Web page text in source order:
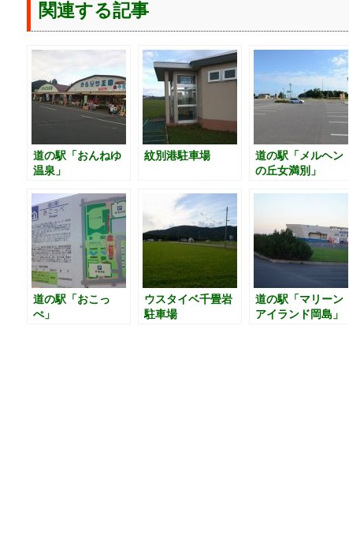
関連する記事
道の駅「おんねゆ
温泉」
紋別港駐車場
道の駅「メルヘン
の丘女満別」
道の駅「おこっ
ぺ」
ウスタイベ千畳岩
駐車場
道の駅「マリーン
アイランド岡島」